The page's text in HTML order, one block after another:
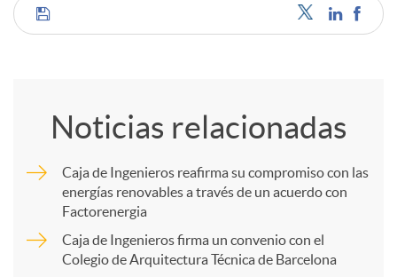
C
m
Noticias relacionadas
Caja de Ingenieros reafirma su compromiso con las
energías renovables a través de un acuerdo con
Factorenergia
Caja de Ingenieros firma un convenio con el
Colegio de Arquitectura Técnica de Barcelona